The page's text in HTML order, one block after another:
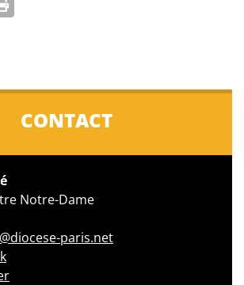
CONTACT
Notre-Dame
paris.net